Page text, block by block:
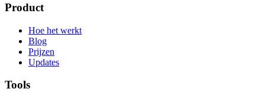
Product
Hoe het werkt
Blog
Prijzen
Updates
Tools